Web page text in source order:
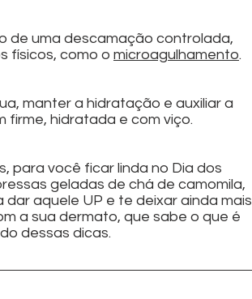
de uma descamação controlada,
físicos, como o microagulhamento.
manter a hidratação e auxiliar a
firme, hidratada e com viço.
para você ficar linda no Dia dos
geladas de chá de camomila,
aquele UP e te deixar ainda mais
a sua dermato, que sabe o que é
dessas dicas.